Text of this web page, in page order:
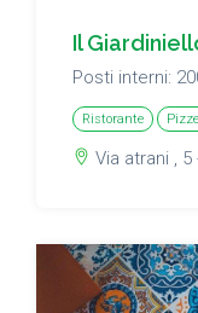
Il
Posti interni:
Ristorante
Via atrani ,